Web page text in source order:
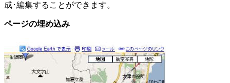
成･編集することができます。
ページの埋め込み